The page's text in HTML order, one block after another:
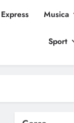
Musica
Sport